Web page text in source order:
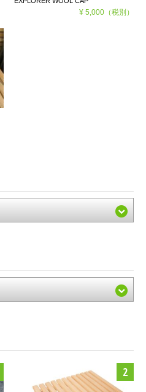
¥ 5,000（税別）